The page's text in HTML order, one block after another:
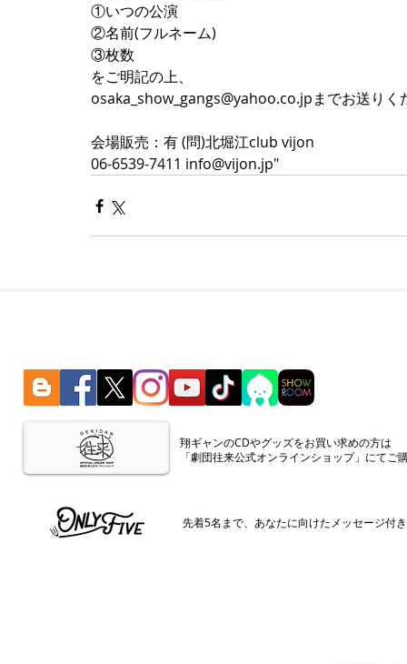
①いつの公演
②名前(フルネーム)
③枚数
をご明記の上、
osaka_show_gangs@yahoo.co.jpまでお送りく
会場販売：有 (問)北堀江club vijon
06-6539-7411 info@vijon.jp"
​翔ギャンのCDやグッズをお買い求めの方は
「劇団往来公式オンラインショップ」にてご
先着5名まで、あなたに向けたメッセージ付